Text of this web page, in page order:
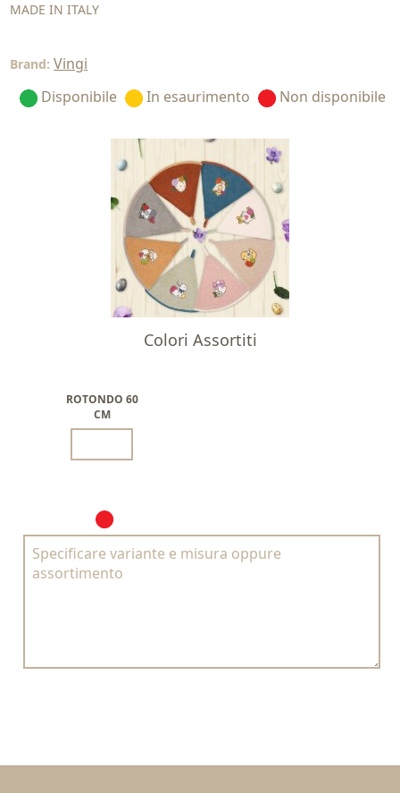
MADE IN ITALY
Brand: Vingi
Disponibile
In esaurimento Non disponibile
Colori Assortiti
ROTONDO 60
CM